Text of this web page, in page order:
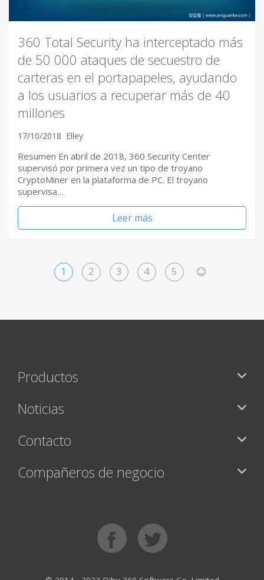
360 Total Security ha interceptado más
de 50 000 ataques de secuestro de
carteras en el portapapeles, ayudando
a los usuarios a recuperar más de 40
millones
17/10/2018 Elley
Resumen En abril de 2018, 360 ​Security Center
supervisó por primera vez un tipo de troyano
CryptoMiner en la plataforma de PC. El troyano
supervisa…
Leer más
1 2 3 4 5
Productos
Noticias
Contacto
Compañeros de negocio